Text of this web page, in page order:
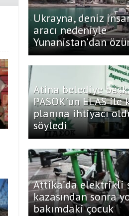
Ukrayna, deniz
aracı nedeniyle
Yunanistan’dan
Atina belediye
PASOK’un ELAS ile
planına ihtiyacı
söyledi
Attika’da elektrikli
kazasından sonra
bakımdaki çocuk